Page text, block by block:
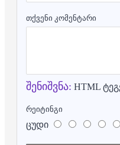
თქვენი კომენტარი
შენიშვნა: HTML
რეიტინგი
ცუდი